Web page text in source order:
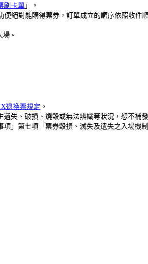
刷卡單 」。
絕對能購得票券，訂單成立的順序依照收件
。
退換票規定 。
失、破損、燒毀或無法辨識等狀況，恕不補發
」第七項「票券毀損、滅失及遺失之入場機